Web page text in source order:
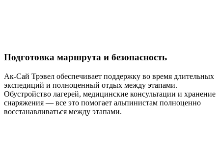
Подготовка маршрута и безопасность
Ак-Сай Трэвел обеспечивает поддержку во время длительных
экспедиций и полноценный отдых между этапами.
Обустройство лагерей, медицинские консультации и хранение
снаряжения — все это помогает альпинистам полноценно
восстанавливаться между этапами.